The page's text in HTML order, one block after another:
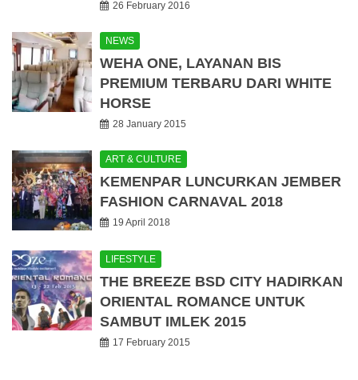
26 February 2016
NEWS
WEHA ONE, LAYANAN BIS
PREMIUM TERBARU DARI WHITE
HORSE
28 January 2015
ART & CULTURE
KEMENPAR LUNCURKAN JEMBER
FASHION CARNAVAL 2018
19 April 2018
LIFESTYLE
THE BREEZE BSD CITY HADIRKAN
ORIENTAL ROMANCE UNTUK
SAMBUT IMLEK 2015
17 February 2015